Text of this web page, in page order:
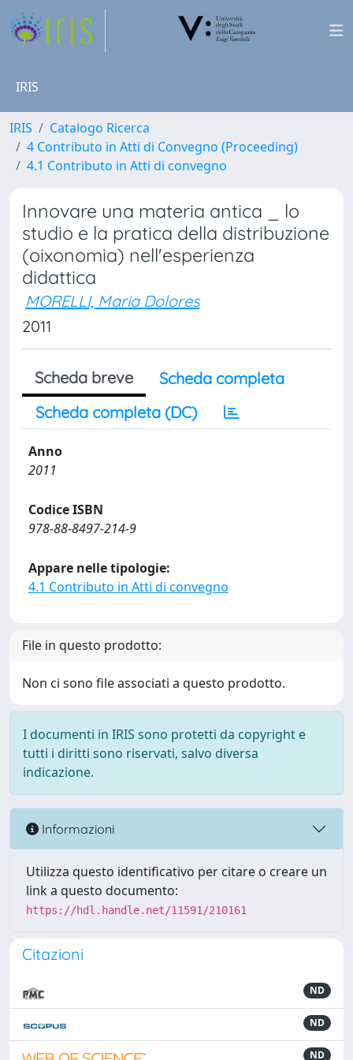
IRIS
IRIS
Catalogo Ricerca
4 Contributo in Atti di Convegno (Proceeding)
4.1 Contributo in Atti di convegno
Innovare una materia antica _ lo
studio e la pratica della distribuzione
(oixonomia) nell'esperienza
didattica
MORELLI, Maria Dolores
2011
Scheda breve
Scheda completa
Scheda completa (DC)
Anno
2011
Codice ISBN
978-88-8497-214-9
Appare nelle tipologie:
4.1 Contributo in Atti di convegno
File in questo prodotto:
Non ci sono file associati a questo prodotto.
I documenti in IRIS sono protetti da copyright e
tutti i diritti sono riservati, salvo diversa
indicazione.
Informazioni
Utilizza questo identificativo per citare o creare un
link a questo documento:
https://hdl.handle.net/11591/210161
Citazioni
ND
ND
ND